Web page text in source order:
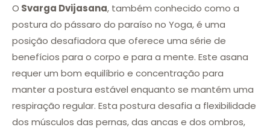
O Svarga Dvijasana, também conhecido como a
postura do pássaro do paraíso no Yoga, é uma
posição desafiadora que oferece uma série de
benefícios para o corpo e para a mente. Este asana
requer um bom equilíbrio e concentração para
manter a postura estável enquanto se mantém uma
respiração regular. Esta postura desafia a flexibilidade
dos músculos das pernas, das ancas e dos ombros,